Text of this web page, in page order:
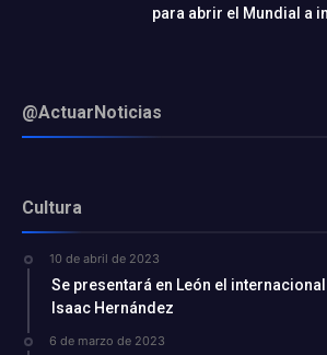
para abrir el Mundial a
@ActuarNoticias
Cultura
10 de abril de 2023
Se presentará en León el
Isaac Hernández
6 de marzo de 2023